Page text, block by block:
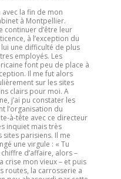
la fin de mon
à Montpellier.
continuer d’être leur
à l’exception du
une difficulté de plus
employés. Les
font peu de place à
Il me fut alors
sur les sites
clairs pour moi. A
j’ai pu constater les
l’organisation du
à-tête avec ce directeur
inquiet mais très
sites parisiens. Il me
une virgule : « Tu
d’affaire, alors –
crise mon vieux – et puis
routes, la carrosserie a